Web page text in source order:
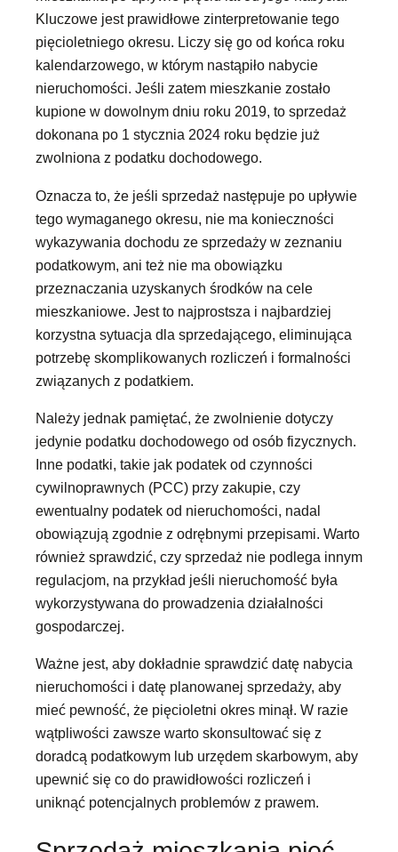
Kluczowe jest prawidłowe zinterpretowanie tego
pięcioletniego okresu. Liczy się go od końca roku
kalendarzowego, w którym nastąpiło nabycie
nieruchomości. Jeśli zatem mieszkanie zostało
kupione w dowolnym dniu roku 2019, to sprzedaż
dokonana po 1 stycznia 2024 roku będzie już
zwolniona z podatku dochodowego.
Oznacza to, że jeśli sprzedaż następuje po upływie
tego wymaganego okresu, nie ma konieczności
wykazywania dochodu ze sprzedaży w zeznaniu
podatkowym, ani też nie ma obowiązku
przeznaczania uzyskanych środków na cele
mieszkaniowe. Jest to najprostsza i najbardziej
korzystna sytuacja dla sprzedającego, eliminująca
potrzebę skomplikowanych rozliczeń i formalności
związanych z podatkiem.
Należy jednak pamiętać, że zwolnienie dotyczy
jedynie podatku dochodowego od osób fizycznych.
Inne podatki, takie jak podatek od czynności
cywilnoprawnych (PCC) przy zakupie, czy
ewentualny podatek od nieruchomości, nadal
obowiązują zgodnie z odrębnymi przepisami. Warto
również sprawdzić, czy sprzedaż nie podlega innym
regulacjom, na przykład jeśli nieruchomość była
wykorzystywana do prowadzenia działalności
gospodarczej.
Ważne jest, aby dokładnie sprawdzić datę nabycia
nieruchomości i datę planowanej sprzedaży, aby
mieć pewność, że pięcioletni okres minął. W razie
wątpliwości zawsze warto skonsultować się z
doradcą podatkowym lub urzędem skarbowym, aby
upewnić się co do prawidłowości rozliczeń i
uniknąć potencjalnych problemów z prawem.